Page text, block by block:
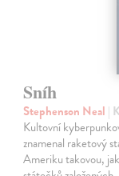
Sníh
Stephenson Neal |
Kultovní
znamenal raketový
Ameriku takovou,